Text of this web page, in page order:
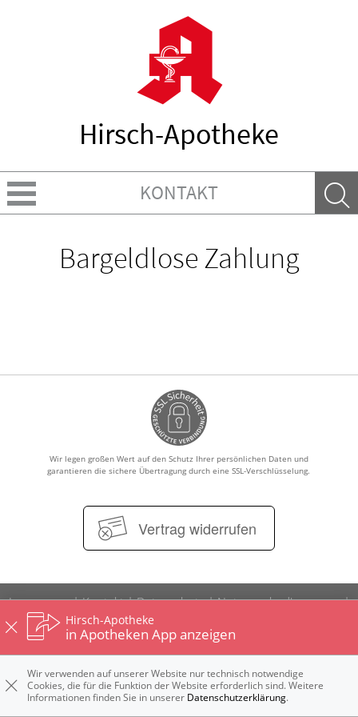
Hirsch-Apotheke
KONTAKT
Bargeldlose Zahlung
Wir legen großen Wert auf den Schutz Ihrer persönlichen Daten und
garantieren die sichere Übertragung durch eine SSL-Verschlüsselung.
Vertrag widerrufen
Impressum Kontakt Datenschutz
Nutzungsbedingungen
Widerrufsbelehrung
Hirsch-Apotheke
in Apotheken App anzeigen
Wir verwenden auf unserer Website nur technisch notwendige
Cookies, die für die Funktion der Website erforderlich sind. Weitere
Informationen finden Sie in unserer Datenschutzerklärung.